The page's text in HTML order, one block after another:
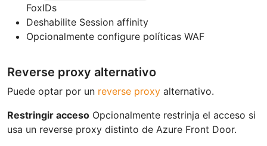
FoxIDs
Deshabilite Session affinity
Opcionalmente configure políticas WAF
Reverse proxy alternativo
Puede optar por un reverse proxy alternativo.
Restringir acceso Opcionalmente restrinja el acceso si
usa un reverse proxy distinto de Azure Front Door.